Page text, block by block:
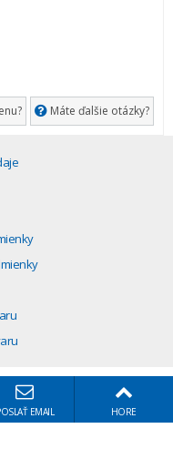
Máte ďalšie otázky?
EMAIL HORE